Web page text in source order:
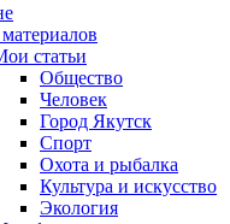
статьи
Общество
Человек
Город Якутск
Спорт
Охота и рыбалка
Культура и искусство
Экология